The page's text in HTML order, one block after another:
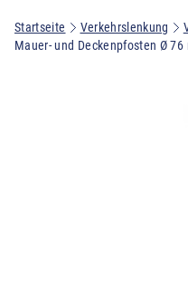
Startseite Verkehrslenkung
Mauer- und Deckenpfosten Ø